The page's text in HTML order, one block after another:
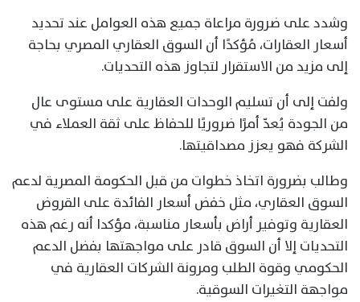
وشدد على ضرورة مراعاة جميع هذه العوامل عند تحديد
أسعار العقارات، مُؤكدًا أن السوق العقاري المصري بحاجة
إلى مزيد من الاستقرار لتجاوز هذه التحديات.
ولفت إلى أن تسليم الوحدات العقارية على مستوى عال
من الجودة يُعدّ أمرًا ضروريًا للحفاظ على ثقة العملاء في
الشركة فهو يعزز مصداقيتها.
وطالب بضرورة اتخاذ خطوات من قبل الحكومة المصرية لدعم
السوق العقاري، مثل خفض أسعار الفائدة على القروض
العقارية وتوفير أراض بأسعار مناسبة، مؤكدا أنه رغم هذه
التحديات إلا أن السوق قادر على مواجهتها بفضل الدعم
الحكومي وقوة الطلب ومرونة الشركات العقارية في
مواجهة التغيرات السوقية.